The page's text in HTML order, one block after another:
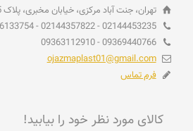
تهران، جنت آباد مرکزی، خیابان مخبری، پلاک 215، واحد 1 غربی
02144453235 - 02144357822 - 02146133754
09369440766 - 09363112910
ojazmaplast01@gmail.com
فرم تماس
کالای مورد نظر خود را بیابید!